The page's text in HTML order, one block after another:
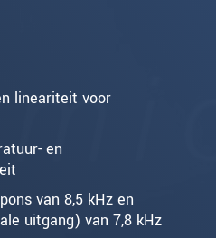
lineariteit voor
en
van 8,5 kHz en
uitgang) van 7,8 kHz